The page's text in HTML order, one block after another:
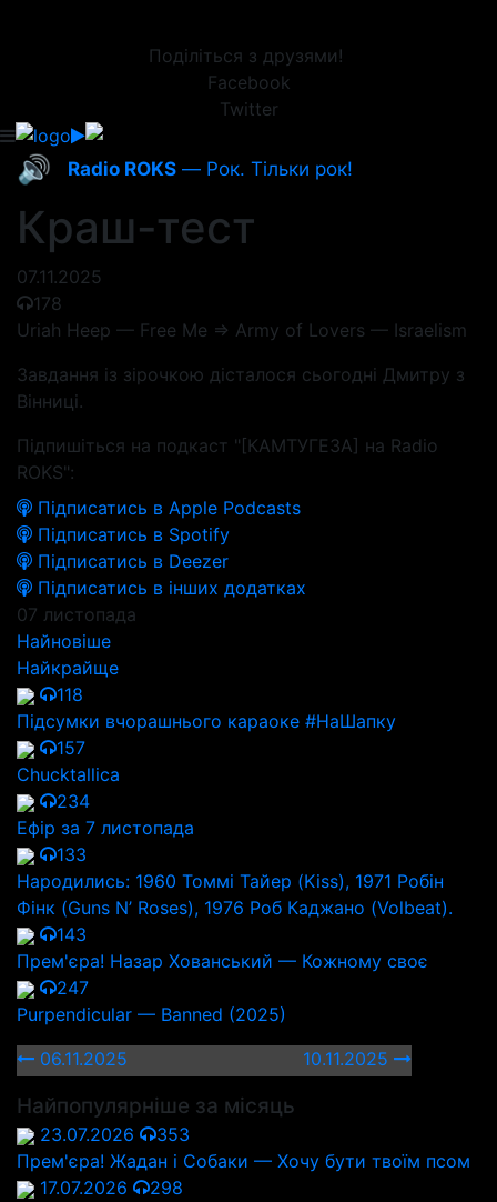
Поділіться з друзями!
Facebook
Twitter
🔊 Radio ROKS — Рок. Тільки рок!
Краш-тест
07.11.2025
178
Uriah Heep — Free Me => Army of Lovers — Israelism
Завдання із зірочкою дісталося сьогодні Дмитру з
Вінниці.
Підпишіться на подкаст "[КАМТУГЕЗА] на Radio
ROKS":
Підписатись в Apple Podcasts
Підписатись в Spotify
Підписатись в Deezer
Підписатись в інших додатках
07 листопада
Найновіше
Найкрайще
118
Підсумки вчорашнього караоке #НаШапку
157
Chucktallica
234
Ефір за 7 листопада
133
Народились: 1960 Томмі Тайер (Kiss), 1971 Робін
Фінк (Guns N’ Roses), 1976 Роб Каджано (Volbeat).
143
Прем'єра! Назар Хованський — Кожному своє
247
Purpendicular — Banned (2025)
06.11.2025
10.11.2025
Найпопулярніше за місяць
23.07.2026
353
Прем'єра! Жадан і Собаки — Хочу бути твоїм псом
17.07.2026
298